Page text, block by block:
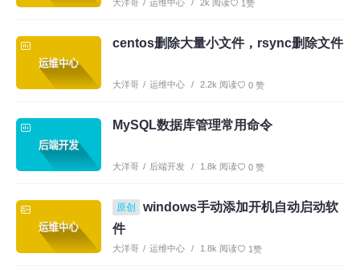
大洋哥 / 运维中心 / 2k 阅读 1赞
centos删除大量小文件，rsync删除文件
大洋哥 / 运维中心 / 2.2k 阅读 0 赞
MySQL数据库管理常用命令
大洋哥 / 后端开发 / 1.8k 阅读 0 赞
原创
windows手动添加开机自动启动软
件
大洋哥 / 运维中心 / 1.8k 阅读 1赞